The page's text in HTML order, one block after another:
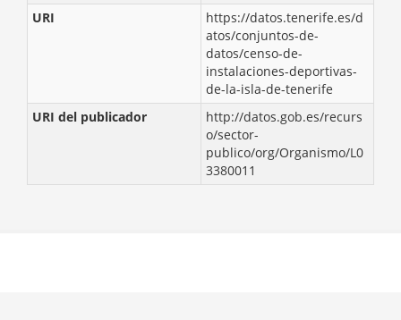
URI
https://datos.tenerife.es/d
atos/conjuntos-de-
datos/censo-de-
instalaciones-deportivas-
de-la-isla-de-tenerife
URI del publicador
http://datos.gob.es/recurs
o/sector-
publico/org/Organismo/L0
3380011